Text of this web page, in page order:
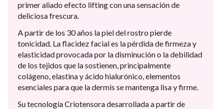
primer aliado efecto lifting con una sensación de
deliciosa frescura.
A partir de los 30 años la piel del rostro pierde
tonicidad. La flacidez facial es la pérdida de firmeza y
elasticidad provocada por la disminución o la debilidad
de los tejidos que la sostienen, principalmente
colágeno, elastina y ácido hialurónico, elementos
esenciales para que la dermis se mantenga lisa y firme.
Su tecnología Criotensora desarrollada a partir de